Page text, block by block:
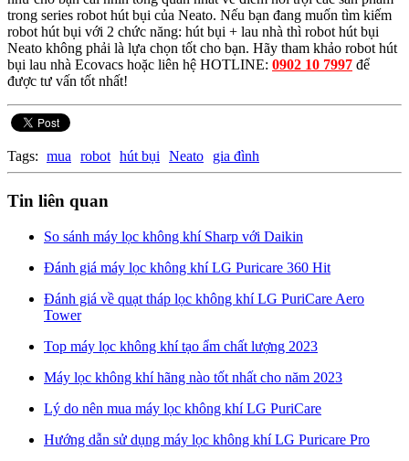
trong series robot hút bụi của Neato. Nếu bạn đang muốn tìm kiếm
robot hút bụi với 2 chức năng: hút bụi + lau nhà thì robot hút bụi
Neato không phải là lựa chọn tốt cho bạn. Hãy tham khảo robot hút
bụi lau nhà Ecovacs hoặc liên hệ HOTLINE: 0902 10 7997 để
được tư vấn tốt nhất!
Tags: mua robot hút bụi Neato gia đình
Tin liên quan
So sánh máy lọc không khí Sharp với Daikin
Đánh giá máy lọc không khí LG Puricare 360 Hit
Đánh giá về quạt tháp lọc không khí LG PuriCare Aero
Tower
Top máy lọc không khí tạo ẩm chất lượng 2023
Máy lọc không khí hãng nào tốt nhất cho năm 2023
Lý do nên mua máy lọc không khí LG PuriCare
Hướng dẫn sử dụng máy lọc không khí LG Puricare Pro